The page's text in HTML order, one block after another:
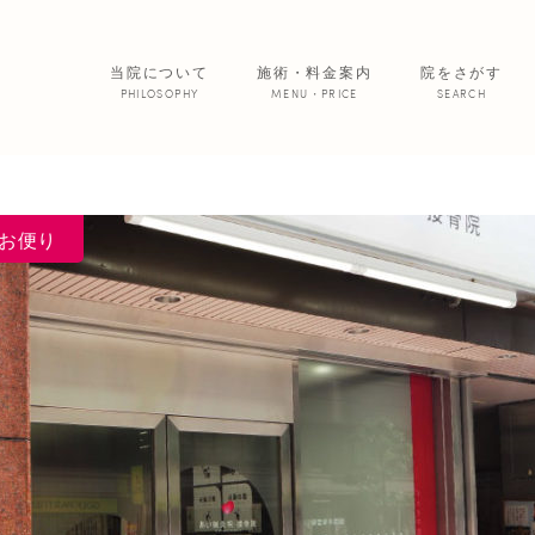
当院について
PHILOSOPHY
施術・料金案内
MENU・PRICE
院をさがす
SEARCH
院からのお便り
あいの患者さま
美 容
便り